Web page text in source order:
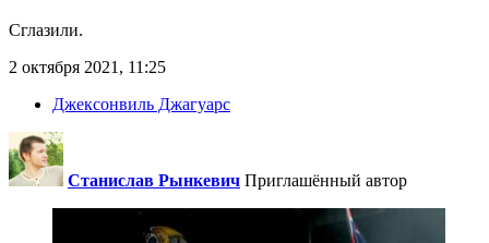
Сглазили.
2 октября 2021, 11:25
Джексонвиль Джагуарс
Станислав Рынкевич Приглашённый автор